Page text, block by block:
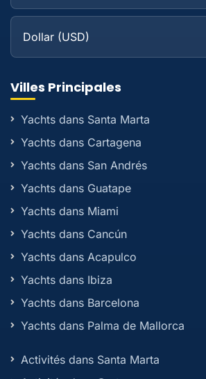
Villes Principales
Yachts dans Santa Marta
Yachts dans Cartagena
Yachts dans San Andrés
Yachts dans Guatape
Yachts dans Miami
Yachts dans Cancún
Yachts dans Acapulco
Yachts dans Ibiza
Yachts dans Barcelona
Yachts dans Palma de Mallorca
Activités dans Santa Marta